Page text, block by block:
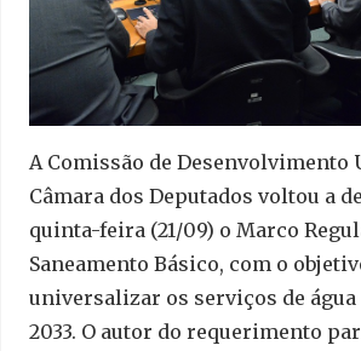
A Comissão de Desenvolvimento
Câmara dos Deputados voltou a
quinta-feira (21/09) o Marco
Saneamento Básico, com o
universalizar os serviços de água
2033. O autor do requerimento